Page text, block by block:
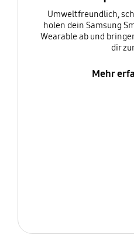
Umweltfreundlich,
holen dein Samsung
Wearable ab und
dir
Mehr